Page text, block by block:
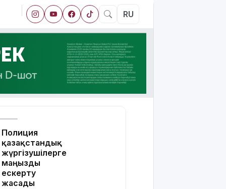
RU
Полиция
қазақстандық
жүргізушілерге
маңызды
ескерту
жасады